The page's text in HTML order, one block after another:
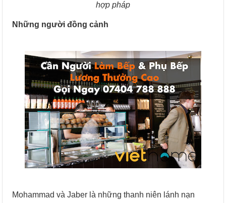
hợp pháp
Những người đồng cảnh
Mohammad và Jaber là những thanh niên lánh nạn